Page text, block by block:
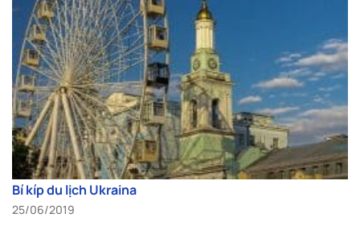
Bí kíp du lịch Ukraina
25/06/2019